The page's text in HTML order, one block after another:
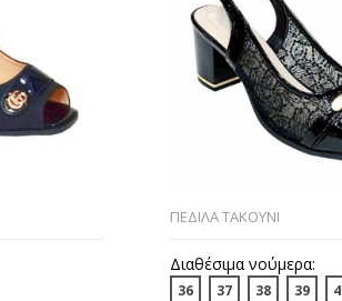
ΠΕΔΙΛΑ ΤΑΚΟΥΝΙ
Διαθέσιμα νούμερα:
36 37 38 39